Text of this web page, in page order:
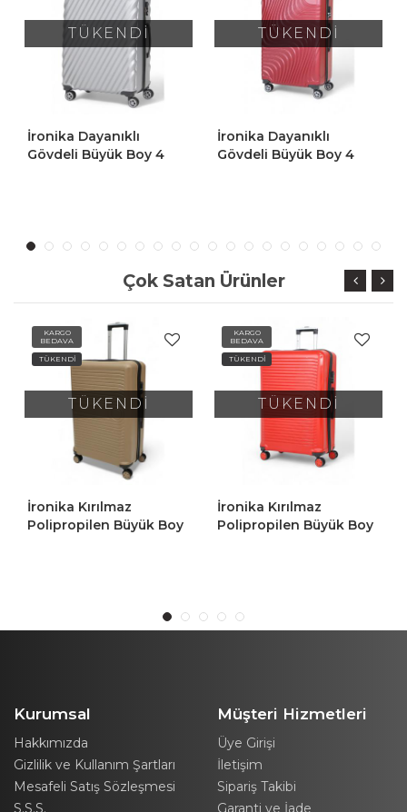
TÜKENDİ
İronika Dayanıklı
Gövdeli Büyük Boy 4
TÜKENDİ
İronika Dayanıklı
Gövdeli Orta Boy 4
Çok Satan Ürünler
TÜKENDİ
Kırılmaz
Büyük Boy
KARGO
BEDAVA
TÜKENDİ
İronika Kırılmaz
Polipropilen Büyük Boy
KARGO
BEDAVA
Kurumsal
Hakkımızda
Gizlilik ve Kullanım Şartları
Mesafeli Satış Sözleşmesi
S.S.S.
Müşteri Hizmetleri
Üye Girişi
İletişim
Sipariş Takibi
Garanti ve İade